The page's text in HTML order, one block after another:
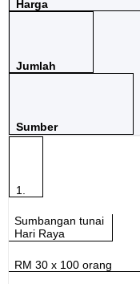
Harga
Jumlah
Sumber
1.
Sumbangan tunai
Hari Raya
RM 30 x 100 orang